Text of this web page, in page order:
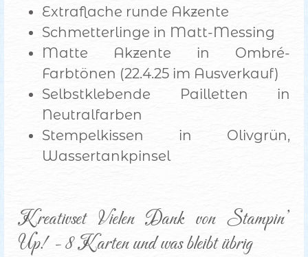
Extraflache runde Akzente
Schmetterlinge in Matt-Messing
Matte Akzente in Ombré-
Farbtönen (22.4.25 im Ausverkauf)
Selbstklebende Pailletten in
Neutralfarben
Stempelkissen in Olivgrün,
Wassertankpinsel
Kreativset Vielen Dank von Stampin’
Up! - 8 Karten und was bleibt übrig